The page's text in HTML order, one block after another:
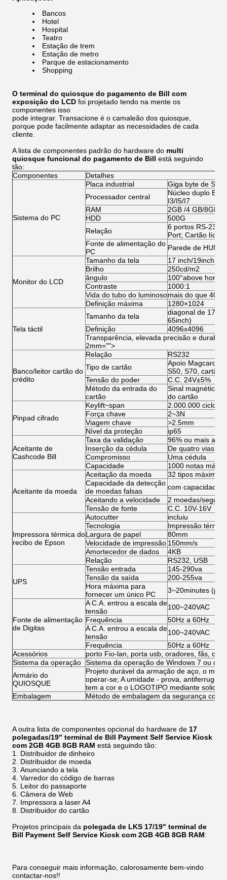
Bancos
Hotel
Hospital
Teatro
Estação de trem
Estação de metro
Parque de estacionamento
Shopping
O terminal do quiosque do pagamento de Bill com
exposição do LCD foi projetado tendo na mente os
componentes isso
pode integrar. Transacione é o camaleão dos quiosque,
porque pode facilmente adaptar as necessidades de cada
cliente.
A lista de componentes padrão do hardware do multi
quiosque funcional do pagamento de Bill está seguindo
tão:
Componentes
Detalhes
Sistema do PC
Placa industrial
Giga byte de
Processador central
Núcleo duplo
I3/I5/I7
RAM
2GB /4 GB/8GB
HDD
500G
Relação
6 portos RS-232;
Port; Cartão
Fonte de alimentação do
PC
Parede de
Monitor do LCD
Tamanho da tela
17 inch/19inch
Brilho
250cd/m2
ângulo
100°above
Contraste
1000:1
Vida do tubo do luminosomais do que
Definição máxima
1280×1024
Tela táctil
Tamanho da tela
diagonal de 17/
65inch)
Definição
4096x4096
Transparência, elevada precisão e
2mm="">
Banco/leitor cartão do
crédito
Relação
RS232
Tipo de cartão
Apoio Magcard,
S50, S70, cartão
Tensão do poder
C.C. 24V±5%
Método da entrada do
cartão
Sinal magnético,
do cartão
Pinpad cifrado
Keylift~span
2.000.000 ciclos
Força chave
2~3N
Viagem chave
>2.5mm
Nível da proteção
ip65
Aceitante de
Cashcode Bill
Taxa da validação
96% ou mais alto
Inserção da cédula
De quatro vias
Compromisso
Uma cédula
Capacidade
1000 notas
Aceitante da moeda
Aceitação da moeda
32 tipos máximos
Capacidade da detecção
de moedas falsas
com capacidade
Aceitando a velocidade
2 moedas/
Tensão de fonte
C.C. 10V-16V
Impressora térmica do
recibo de Epson
Autocutter
incluiu
Tecnologia
Impressão térmica
Largura de papel
80mm
Velocidade de impressão 150mm/s
Amortecedor de dados
4KB
Relação
RS232, USB
UPS
Tensão entrada
145-290va
Tensão da saída
200-255va
Hora máxima para
fornecer um único PC
3~20minutes
Fonte de alimentação
de Digitas
A C.A. entrou a escala de
tensão
100~240VAC
Frequência
50Hz a 60Hz
A C.A. entrou a escala de
tensão
100~240VAC
Frequência
50Hz a 60Hz
Acessórios
porto Fio-lan, porta usb, oradores, fãs,
Sistema da operação Sistema da operação de Windows 7 ou de
Armário do
QUIOSQUE
Projeto durável da armação de aço, o
operar-se; A umidade - prova,
tem a cor e o LOGOTIPO mediante
Embalagem
Método de embalagem da segurança com
A outra lista de componentes opcional do hardware de 17
polegadas/19" terminal de Bill Payment Self Service Kiosk
com 2GB 4GB 8GB RAM está seguindo tão:
Distribuidor de dinheiro
Distribuidor de moeda
Anunciando a tela
Varredor do código de barras
Leitor do passaporte
Câmera de Web
Impressora a laser A4
Distribuidor do cartão
Projetos principais da polegada de LKS 17/19" terminal de
Bill Payment Self Service Kiosk com 2GB 4GB 8GB RAM:
Para conseguir mais informação, calorosamente bem-vindo
contactar-nos!!